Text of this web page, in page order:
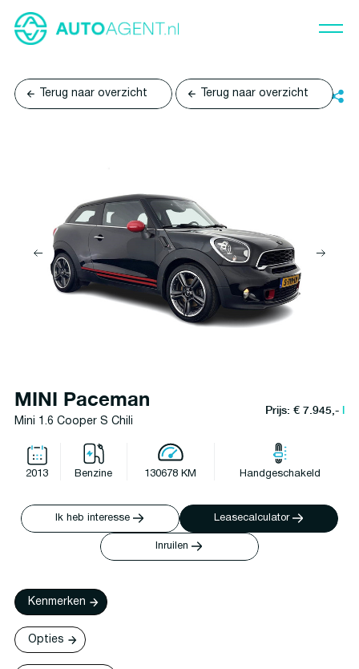
Terug naar overzicht Terug naar overzicht
MINI Paceman
Mini 1.6 Cooper S Chili
Prijs: € 7.945,-l
2013 Benzine 130678 KM Handgeschakeld
Ik heb interesse Leasecalculator
Inruilen
Kenmerken
Opties